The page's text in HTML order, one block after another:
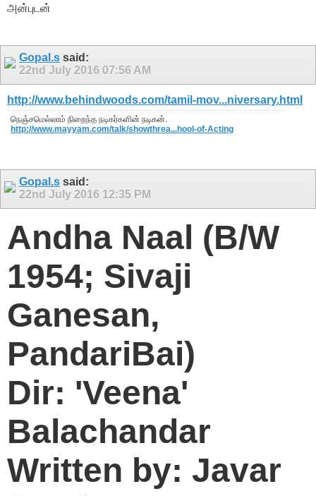
அன்புடன்
Gopal.s said:
22nd July 2016 07:56 AM
http://www.behindwoods.com/tamil-mov...niversary.html
நெஞ்சமெல்லாம் நிறைந்த நடிகர்களின் நடிகன்.
http://www.mayyam.com/talk/showthrea...hool-of-Acting
Gopal.s said:
22nd July 2016 12:35 PM
Andha Naal (B/W
1954; Sivaji
Ganesan,
PandariBai)
Dir: 'Veena'
Balachandar
Written by: Javar